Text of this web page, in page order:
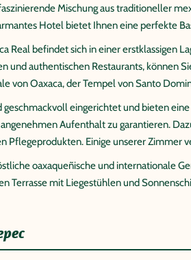
Mischung aus traditioneller
Hotel bietet Ihnen eine perfekte
Real befindet sich in einer erstklassigen
und authentischen Restaurants, können
von Oaxaca, der Tempel von Santo
geschmackvoll eingerichtet und bieten
Aufenthalt zu garantieren.
Pflegeprodukten. Einige unserer Zimmer
oaxaqueñische und internationale
Terrasse mit Liegestühlen und